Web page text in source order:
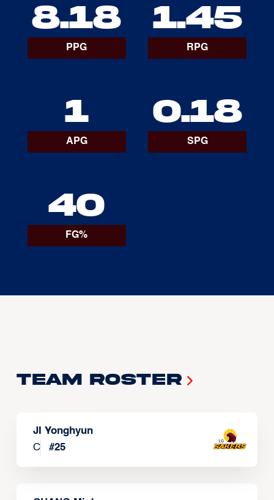
8.18
PPG
1.45
RPG
1
APG
0.18
SPG
40
FG%
Team Roster
JI Yonghyun
C
#25